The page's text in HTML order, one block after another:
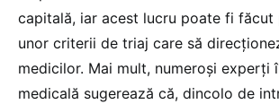
capitală, iar acest lucru poate fi făcut
unor criterii de triaj care să
medicilor. Mai mult, numeroși experți
medicală sugerează că, dincolo de